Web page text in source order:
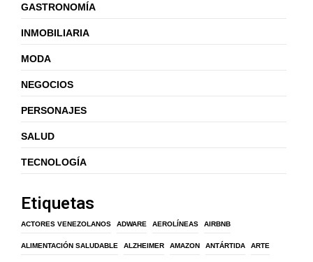
GASTRONOMÍA
INMOBILIARIA
MODA
NEGOCIOS
PERSONAJES
SALUD
TECNOLOGÍA
Etiquetas
ACTORES VENEZOLANOS ADWARE AEROLÍNEAS AIRBNB
ALIMENTACIÓN SALUDABLE ALZHEIMER AMAZON ANTÁRTIDA ARTE